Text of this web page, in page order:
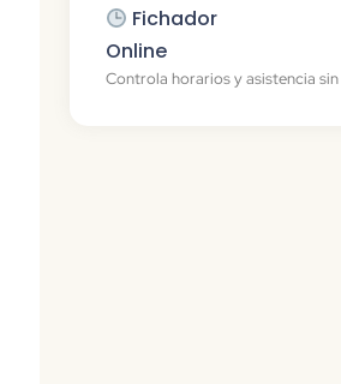
Fichador
Online
Controla horarios y asistencia